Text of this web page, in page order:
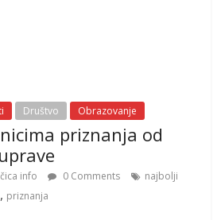
Društvo Obrazovanje
priznanja od
info 0 Comments
najbolji
, priznanja